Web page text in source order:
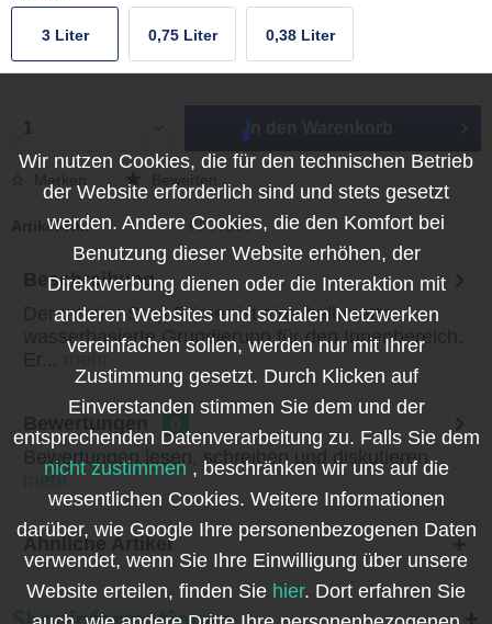
3 Liter 0,75 Liter 0,38 Liter
In den
Artikel-Nr.: FF77997
Beschreibung
Der Interior Stop Primer ist eine halbmatte,
wasserbasierte Grundierung für den Innenbereich.
Bewertungen lesen, schreiben und diskutieren...
mehr
Ähnliche Artikel
Wir nutzen Cookies, die für den technischen Betrieb
der Website erforderlich sind und stets gesetzt
werden. Andere Cookies, die den Komfort bei
Benutzung dieser Website erhöhen, der
Direktwerbung dienen oder die Interaktion mit
anderen Websites und sozialen Netzwerken
vereinfachen sollen, werden nur mit Ihrer
Zustimmung gesetzt. Durch Klicken auf
Einverstanden stimmen Sie dem und der
entsprechenden Datenverarbeitung zu. Falls Sie dem
nicht zustimmen , beschränken wir uns auf die
wesentlichen Cookies. Weitere Informationen
darüber, wie Google Ihre personenbezogenen Daten
verwendet, wenn Sie Ihre Einwilligung über unsere
Website erteilen, finden Sie hier. Dort erfahren Sie